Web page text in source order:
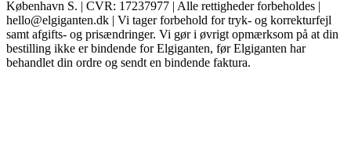
København S. | CVR: 17237977 | Alle rettigheder forbeholdes |
hello@elgiganten.dk | Vi tager forbehold for tryk- og korrekturfejl
samt afgifts- og prisændringer. Vi gør i øvrigt opmærksom på at din
bestilling ikke er bindende for Elgiganten, før Elgiganten har
behandlet din ordre og sendt en bindende faktura.